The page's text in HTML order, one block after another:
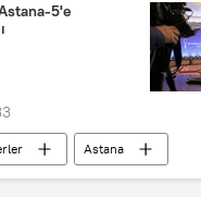
5'e
Astana
Suriye